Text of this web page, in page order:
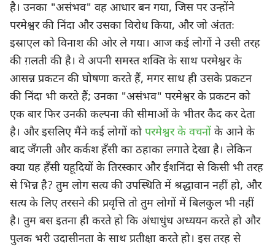
है। उनका "असंभव" वह आधार बन गया, जिस पर उन्होंने
परमेश्वर की निंदा और उसका विरोध किया, और जो अंततः
इस्राएल को विनाश की ओर ले गया। आज कई लोगों ने उसी तरह
की ग़लती की है। वे अपनी समस्त शक्ति के साथ परमेश्वर के
आसन्न प्रकटन की घोषणा करते हैं, मगर साथ ही उसके प्रकटन
की निंदा भी करते हैं; उनका "असंभव" परमेश्वर के प्रकटन को
एक बार फिर उनकी कल्पना की सीमाओं के भीतर कैद कर देता
है। और इसलिए मैंने कई लोगों को परमेश्वर के वचनों के आने के
बाद जँगली और कर्कश हँसी का ठहाका लगाते देखा है। लेकिन
क्या यह हँसी यहूदियों के तिरस्कार और ईशनिंदा से किसी भी तरह
से भिन्न है? तुम लोग सत्य की उपस्थिति में श्रद्धावान नहीं हो, और
सत्य के लिए तरसने की प्रवृत्ति तो तुम लोगों में बिलकुल भी नहीं
है। तुम बस इतना ही करते हो कि अंधाधुंध अध्ययन करते हो और
पुलक भरी उदासीनता के साथ प्रतीक्षा करते हो। इस तरह से